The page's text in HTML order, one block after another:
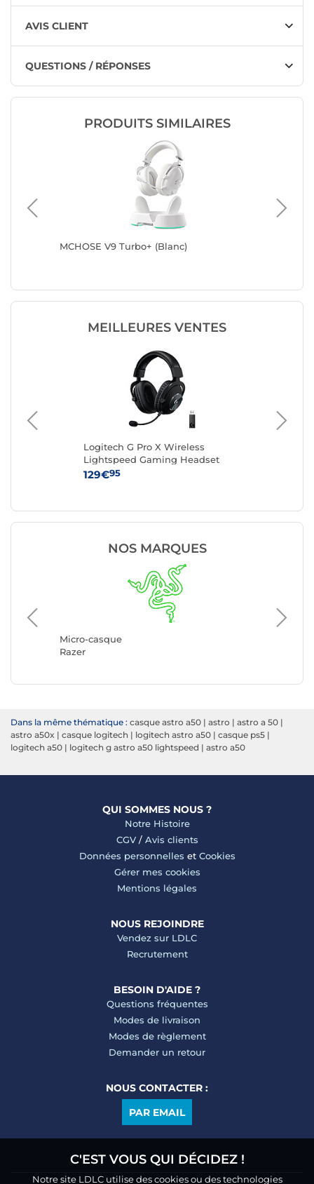
AVIS CLIENT
QUESTIONS / RÉPONSES
PRODUITS SIMILAIRES
MCHOSE V9 Turbo+ (Blanc)
MEILLEURES VENTES
Logitech G Pro X Wireless
Lightspeed Gaming Headset
(Noir)
129€95
NOS MARQUES
Micro-casque
Razer
Micro-
Dans la même thématique : casque astro a50 | astro | astro a 50 |
astro a50x | casque logitech | logitech astro a50 | casque ps5 |
logitech a50 | logitech g astro a50 lightspeed | astro a50
QUI SOMMES NOUS ?
Notre Histoire
CGV/ Avis clients
Données personnelles et Cookies
Gérer mes cookies
Mentions légales
NOUS REJOINDRE
Vendez sur LDLC
Recrutement
BESOIN D'AIDE ?
Questions fréquentes
Modes de livraison
Modes de règlement
Demander un retour
NOUS CONTACTER :
PAR EMAIL
C'EST VOUS QUI DÉCIDEZ !
Notre site LDLC utilise des cookies ou des technologies